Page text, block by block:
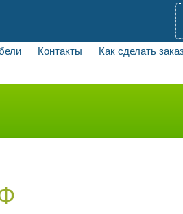
Контакты
Как сделать